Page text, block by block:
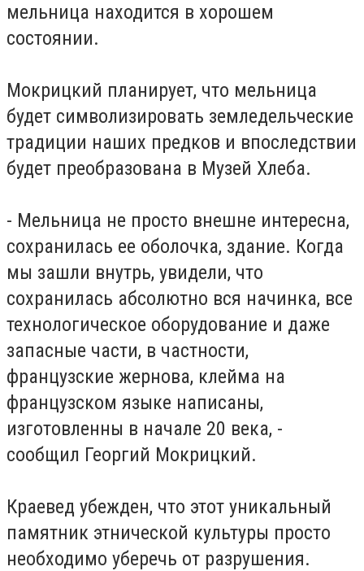
мельница находится в хорошем
состоянии.
Мокрицкий планирует, что мельница
будет символизировать земледельческие
традиции наших предков и впоследствии
будет преобразована в Музей Хлеба.
- Мельница не просто внешне интересна,
сохранилась ее оболочка, здание. Когда
мы зашли внутрь, увидели, что
сохранилась абсолютно вся начинка, все
технологическое оборудование и даже
запасные части, в частности,
французские жернова, клейма на
французском языке написаны,
изготовленны в начале 20 века, -
сообщил Георгий Мокрицкий.
Краевед убежден, что этот уникальный
памятник этнической культуры просто
необходимо уберечь от разрушения.